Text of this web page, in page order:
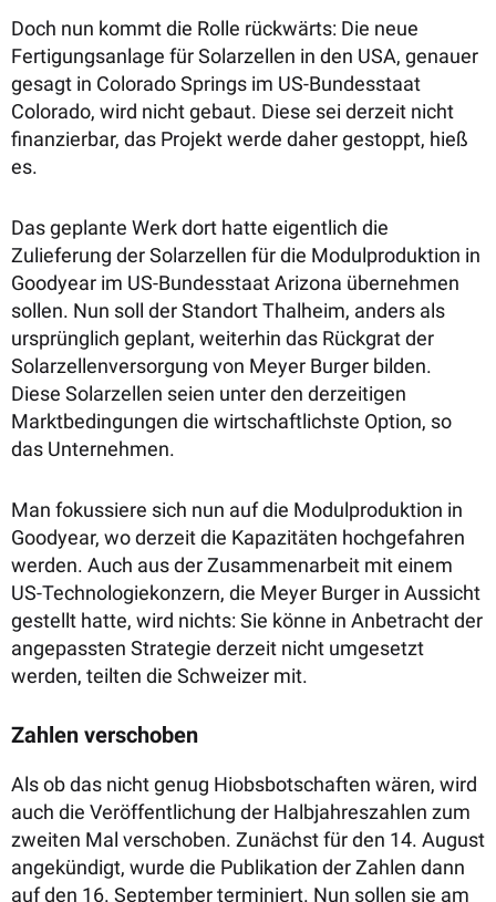
Doch nun kommt die Rolle rückwärts: Die neue
Fertigungsanlage für Solarzellen in den USA, genauer
gesagt in Colorado Springs im US-Bundesstaat
Colorado, wird nicht gebaut. Diese sei derzeit nicht
finanzierbar, das Projekt werde daher gestoppt, hieß
es.
Das geplante Werk dort hatte eigentlich die
Zulieferung der Solarzellen für die Modulproduktion in
Goodyear im US-Bundesstaat Arizona übernehmen
sollen. Nun soll der Standort Thalheim, anders als
ursprünglich geplant, weiterhin das Rückgrat der
Solarzellenversorgung von Meyer Burger bilden.
Diese Solarzellen seien unter den derzeitigen
Marktbedingungen die wirtschaftlichste Option, so
das Unternehmen.
Man fokussiere sich nun auf die Modulproduktion in
Goodyear, wo derzeit die Kapazitäten hochgefahren
werden. Auch aus der Zusammenarbeit mit einem
US-Technologiekonzern, die Meyer Burger in Aussicht
gestellt hatte, wird nichts: Sie könne in Anbetracht der
angepassten Strategie derzeit nicht umgesetzt
werden, teilten die Schweizer mit.
Zahlen verschoben
Als ob das nicht genug Hiobsbotschaften wären, wird
auch die Veröffentlichung der Halbjahreszahlen zum
zweiten Mal verschoben. Zunächst für den 14. August
angekündigt, wurde die Publikation der Zahlen dann
auf den 16. September terminiert. Nun sollen sie am